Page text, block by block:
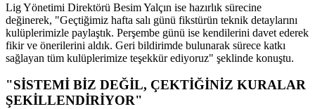
Lig Yönetimi Direktörü Besim Yalçın ise hazırlık sürecine
değinerek, "Geçtiğimiz hafta salı günü fikstürün teknik detaylarını
kulüplerimizle paylaştık. Perşembe günü ise kendilerini davet ederek
fikir ve önerilerini aldık. Geri bildirimde bulunarak sürece katkı
sağlayan tüm kulüplerimize teşekkür ediyoruz" şeklinde konuştu.
"SİSTEMİ BİZ DEĞİL, ÇEKTİĞİNİZ KURALAR
ŞEKİLLENDİRİYOR"